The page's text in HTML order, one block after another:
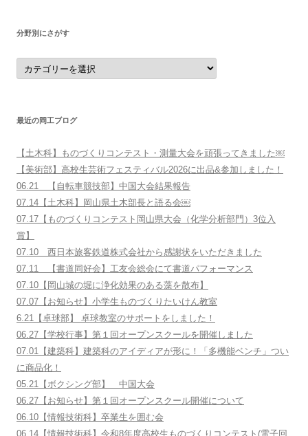
分野別にさがす
分
野
別
す
最近の岡工ブログ
【土木科】ものづくりコンテスト・測量大会を頑張ってきました￼
【美術部】高校生芸術フェスティバル2026に出品&参加しました！
06.21 【自転車競技部】中国大会結果報告
07.14【土木科】岡山県土木部長と語る会￼
07.17【ものづくりコンテスト岡山県大会（化学分析部門）3位入
賞】
07.10 西日本旅客鉄道株式会社から感謝状をいただきました
07.11 【書道同好会】工友会総会にて書道パフォーマンス
07.10【岡山城の堀に浄化効果のある藻を散布】
07.07【お知らせ】小学生ものづくりたいけん教室
6.21【卓球部】 卓球教室のサポートをしました！
06.27【学校行事】第１回オープンスクールを開催しました
07.01【建築科】建築科のアイディアが形に！「多機能ベンチ」つい
に商品化！
05.21【ボクシング部】 中国大会
06.27【お知らせ】第１回オープンスクール開催について
06.10【情報技術科】卒業生を囲む会
06.14【情報技術科】令和8年度高校生ものづくりコンテスト(電子回